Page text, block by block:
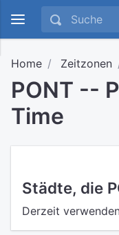
Home Zeitzonen
PONT --
Time
Städte, die
Derzeit